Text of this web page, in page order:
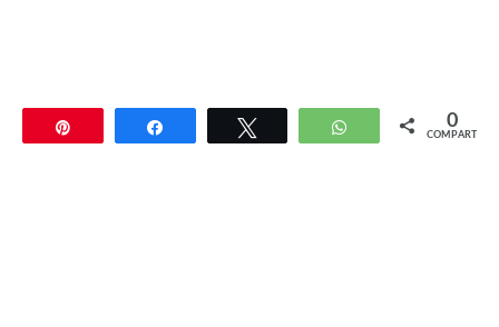
Compartir WhatsApp 0
COMPARTIR